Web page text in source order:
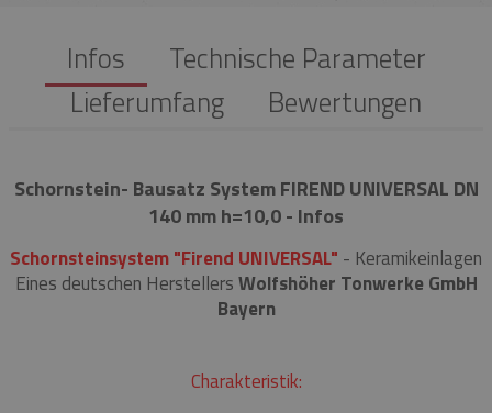
Infos
Technische Parameter
Lieferumfang
Bewertungen
Schornstein- Bausatz System FIREND UNIVERSAL DN
140 mm h=10,0 - Infos
Schornsteinsystem "Firend UNIVERSAL" - Keramikeinlagen
Eines deutschen HerstellersWolfshöher Tonwerke GmbH
Bayern
Charakteristik: